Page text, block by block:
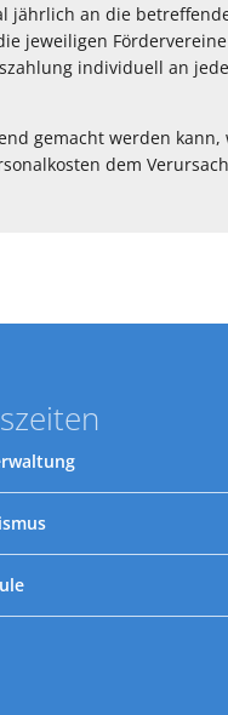
an die
jeweiligen
individuell an
gemacht werden
dem